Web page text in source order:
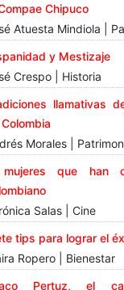
Chipuco
Atuesta Mindiola |
y Mestizaje
Crespo | Historia
llamativas
Morales |
que han
Salas | Cine
tips para lograr el
Ropero | Bienestar
Pertuz, el